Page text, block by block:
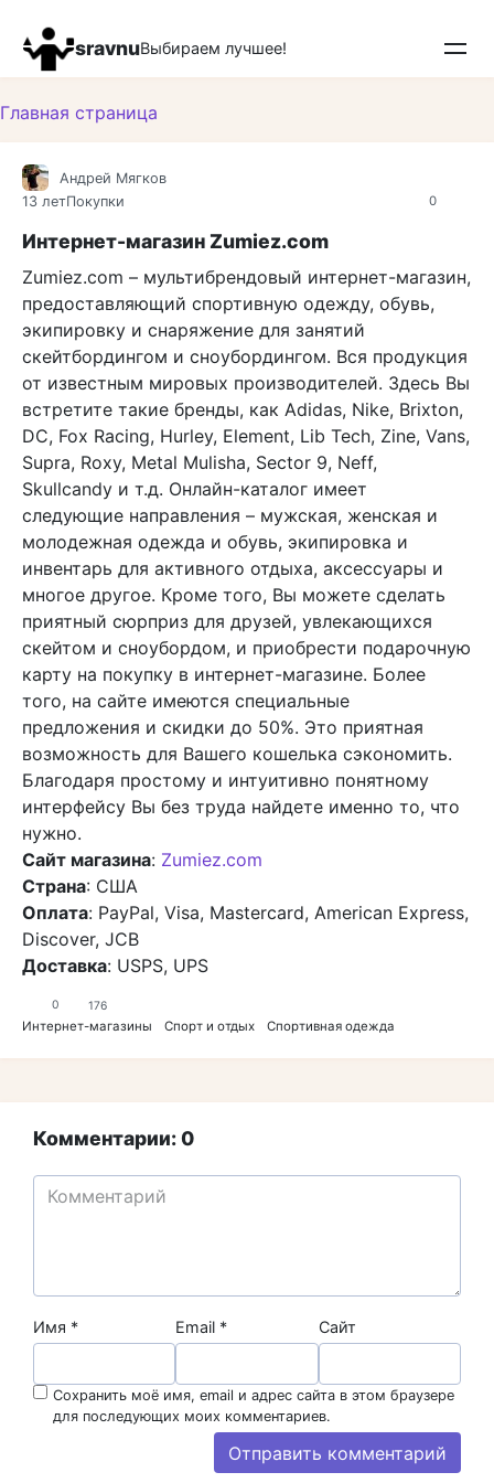
контенту
sravnuВыбираем лучшее!
Главная страница
0
Андрей Мягков
13 летПокупки
Интернет-магазин Zumiez.com
Zumiez.com – мультибрендовый интернет-магазин,
предоставляющий спортивную одежду, обувь,
экипировку и снаряжение для занятий
скейтбордингом и сноубордингом. Вся продукция
от известным мировых производителей. Здесь Вы
встретите такие бренды, как Adidas, Nike, Brixton,
DC, Fox Racing, Hurley, Element, Lib Tech, Zine, Vans,
Supra, Roxy, Metal Mulisha, Sector 9, Neff,
Skullcandy и т.д. Онлайн-каталог имеет
следующие направления – мужская, женская и
молодежная одежда и обувь, экипировка и
инвентарь для активного отдыха, аксессуары и
многое другое. Кроме того, Вы можете сделать
приятный сюрприз для друзей, увлекающихся
скейтом и сноубордом, и приобрести подарочную
карту на покупку в интернет-магазине. Более
того, на сайте имеются специальные
предложения и скидки до 50%. Это приятная
возможность для Вашего кошелька сэкономить.
Благодаря простому и интуитивно понятному
интерфейсу Вы без труда найдете именно то, что
нужно.
Сайт магазина: Zumiez.com
Страна: США
Оплата: PayPal, Visa, Mastercard, American Express,
Discover, JCB
Доставка: USPS, UPS
0 176
Интернет-магазины Спорт и отдых Спортивная одежда
Комментарии: 0
Имя * Email * Сайт
Сохранить моё имя, email и адрес сайта в этом браузере
для последующих моих комментариев.